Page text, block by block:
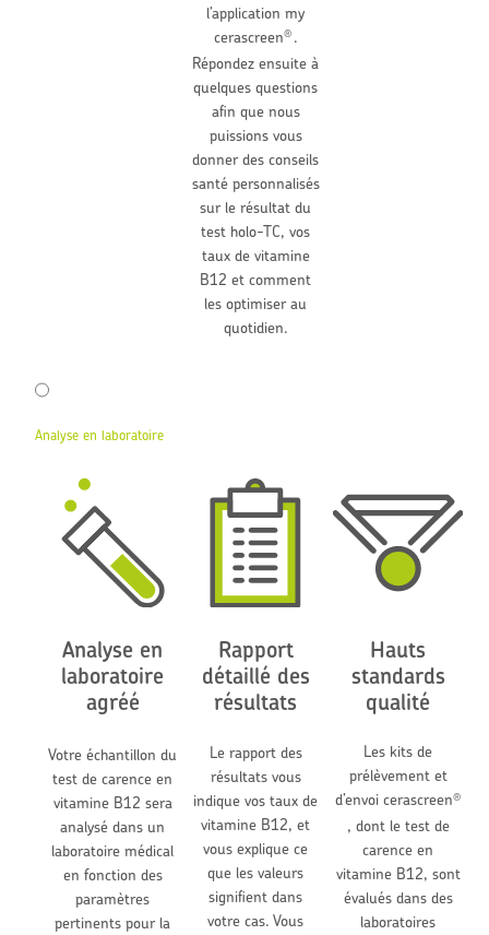
l’application my
cerascreen® .
Répondez ensuite à
quelques questions
afin que nous
puissions vous
donner des conseils
santé personnalisés
sur le résultat du
test holo-TC, vos
taux de vitamine
B12 et comment
les optimiser au
quotidien.
Analyse en laboratoire
Analyse en
laboratoire
agréé
Votre échantillon du
test de carence en
vitamine B12 sera
analysé dans un
laboratoire médical
en fonction des
paramètres
pertinents pour la
Rapport
détaillé des
résultats
Le rapport des
résultats vous
indique vos taux de
vitamine B12, et
vous explique ce
que les valeurs
signifient dans
votre cas. Vous
Hauts
standards
qualité
Les kits de
prélèvement et
d’envoi cerascreen®
, dont le test de
carence en
vitamine B12, sont
évalués dans des
laboratoires